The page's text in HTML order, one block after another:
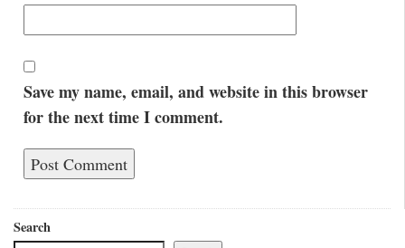
Save my name, email, and website in this browser
for the next time I comment.
Search